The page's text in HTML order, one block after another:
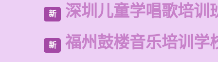
新 深圳儿童学唱歌培训
新 福州鼓楼音乐培训学